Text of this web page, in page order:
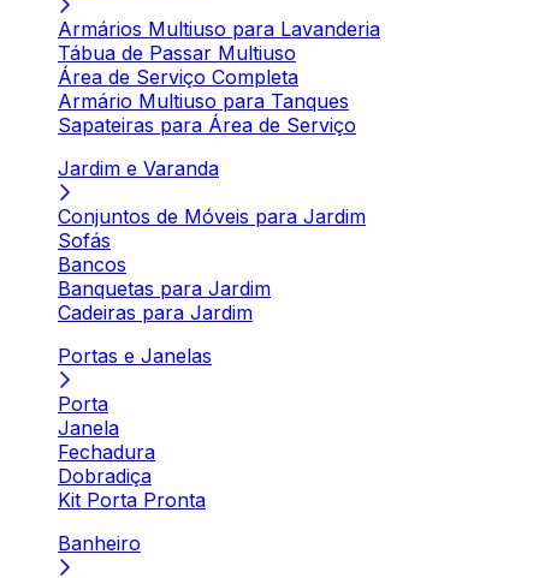
Armários Multiuso para Lavanderia
Tábua de Passar Multiuso
Área de Serviço Completa
Armário Multiuso para Tanques
Sapateiras para Área de Serviço
Jardim e Varanda
Conjuntos de Móveis para Jardim
Sofás
Bancos
Banquetas para Jardim
Cadeiras para Jardim
Portas e Janelas
Porta
Janela
Fechadura
Dobradiça
Kit Porta Pronta
Banheiro